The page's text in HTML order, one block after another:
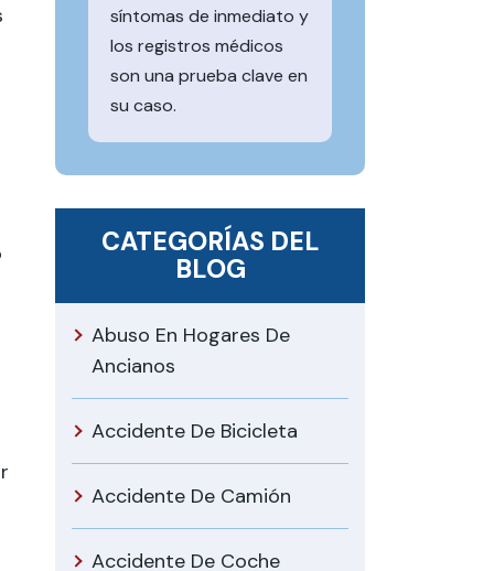
síntomas de inmediato y
los registros médicos
son una prueba clave en
su caso.
CATEGORÍAS DEL
BLOG
Abuso En Hogares De
Ancianos
Accidente De Bicicleta
Accidente De Camión
Accidente De Coche